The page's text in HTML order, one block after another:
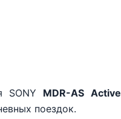
SONY MDR-AS Active
поездок.